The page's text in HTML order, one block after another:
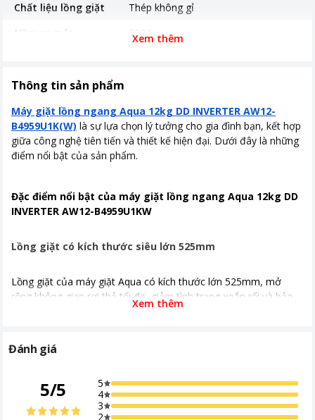
Chất liệu lồng giặt
Thép không gỉ
Năm ra mắt
2024
Nơi sản xuất
Loại Inverter
Inverter
Kích thước, khối lượng 595x620x850 (R x S x C) (mm)
Công nghệ giặt
- Truyền động trực tiếp DD
Refresh- Làm mới bằng hơi nước -
Vòng đệm kháng khuẩn ABT - Smart
cửa và vòng đệm cửa
Cảm ứng
Giặt hơi nước
Khoảng giá
Từ 5 - 10 triệu
Xem thêm
Thông tin sản phẩm
Máy giặt lồng ngang Aqua 12kg DD INVERTER AW12-
B4959U1K(W) là sự lựa chọn lý tưởng cho gia đình bạn, kết hợp
giữa công nghệ tiên tiến và thiết kế hiện đại. Dưới đây là những
điểm nổi bật của sản phẩm.
Đặc điểm nổi bật của máy giặt lồng ngang Aqua 12kg DD
INVERTER AW12-B4959U1KW
Lồng giặt có kích thước siêu lớn 525mm
Lồng giặt của máy giặt Aqua có kích thước lớn 525mm, mở
rộng không gian rơi thả tối đa, giảm tình trạng xoắn rối và bảo
Xem thêm
Đánh giá
5/5
5
4
3
2